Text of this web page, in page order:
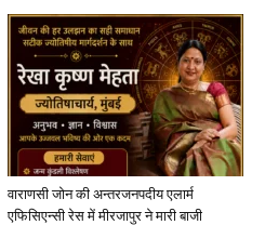
वाराणसी जोन की अन्तरजनपदीय एलार्म
एफिसिएन्सी रेस में मीरजापुर ने मारी बाजी